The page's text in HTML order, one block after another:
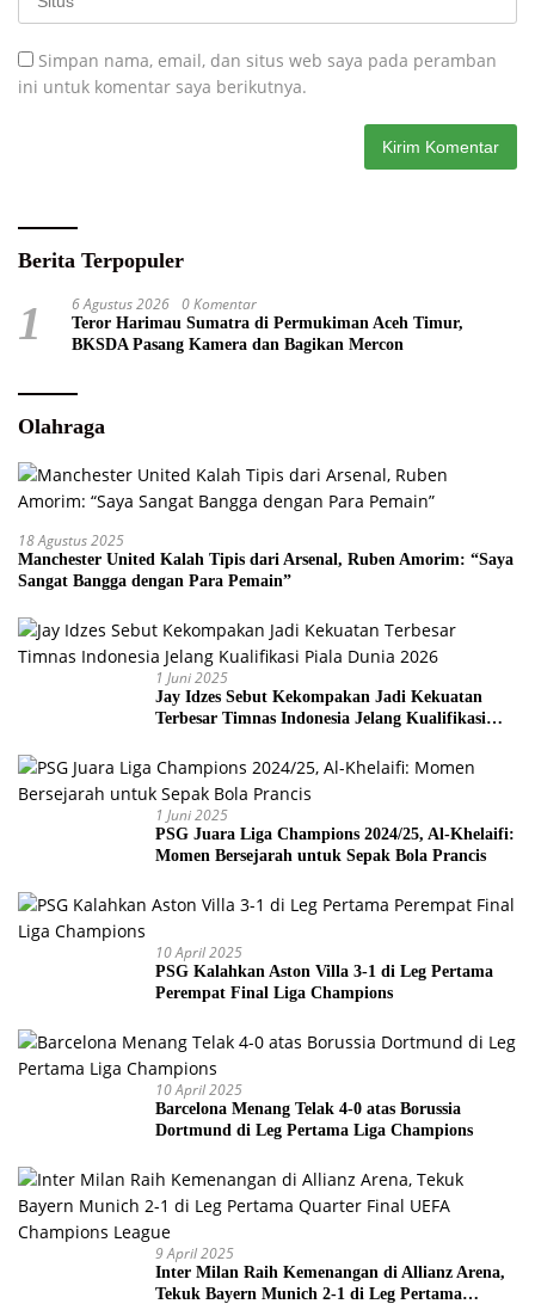
Simpan nama, email, dan situs web saya pada peramban
ini untuk komentar saya berikutnya.
Berita Terpopuler
1 6 Agustus 2026 0 Komentar
Teror Harimau Sumatra di Permukiman Aceh Timur,
BKSDA Pasang Kamera dan Bagikan Mercon
Olahraga
18 Agustus 2025
Manchester United Kalah Tipis dari Arsenal, Ruben Amorim: “Saya
Sangat Bangga dengan Para Pemain”
1 Juni 2025
Jay Idzes Sebut Kekompakan Jadi Kekuatan
Terbesar Timnas Indonesia Jelang Kualifikasi
1 Juni 2025
PSG Juara Liga Champions 2024/25, Al-Khelaifi:
Momen Bersejarah untuk Sepak Bola Prancis
10 April 2025
PSG Kalahkan Aston Villa 3-1 di Leg Pertama
Perempat Final Liga Champions
10 April 2025
Barcelona Menang Telak 4-0 atas Borussia
Dortmund di Leg Pertama Liga Champions
9 April 2025
Inter Milan Raih Kemenangan di Allianz Arena,
Tekuk Bayern Munich 2-1 di Leg Pertama